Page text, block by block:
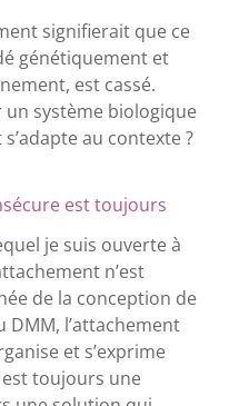
signifierait que ce
génétiquement et
est cassé.
système biologique
au contexte ?
est toujours
je suis ouverte à
n’est
de la conception de
l’attachement
et s’exprime
toujours une